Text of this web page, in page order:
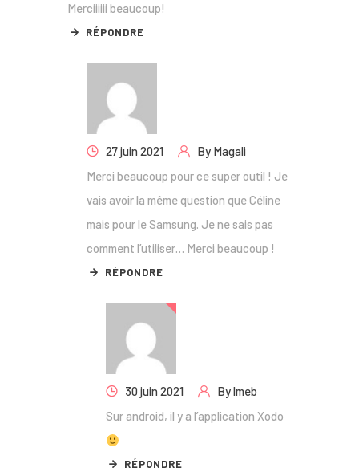
Merciiiiii beaucoup!
RÉPONDRE
27 juin 2021 By Magali
Merci beaucoup pour ce super outil ! Je
vais avoir la même question que Céline
mais pour le Samsung. Je ne sais pas
comment l’utiliser… Merci beaucoup !
RÉPONDRE
30 juin 2021 Bylmeb
Sur android, il y a l’application Xodo
RÉPONDRE